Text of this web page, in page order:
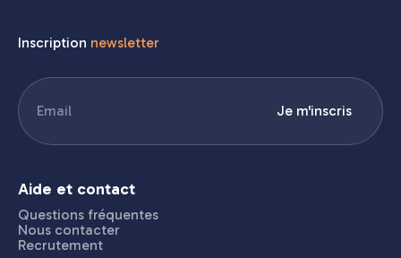
Inscription newsletter
E-
mail (Nécessaire) Je m'inscris
Aide et contact
Questions fréquentes
Nous contacter
Recrutement